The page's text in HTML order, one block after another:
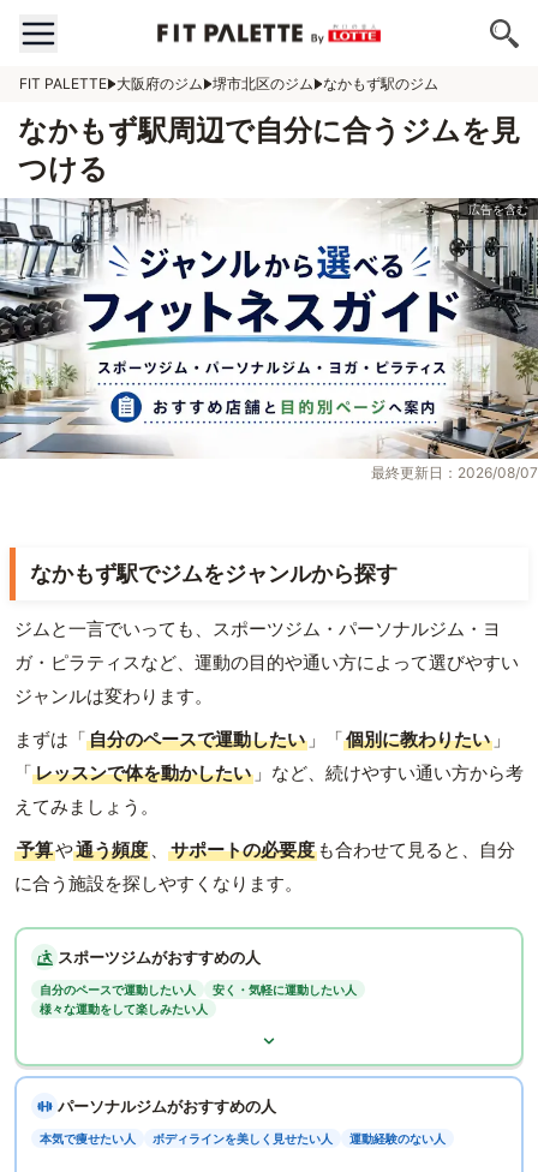
FIT PALETTE 大阪府のジム 堺市北区のジム なかもず駅のジム
なかもず駅周辺で自分に合うジムを見
つける
最終更新日：2026/08/07
なかもず駅でジムをジャンルから探す
ジムと一言でいっても、スポーツジム・パーソナルジム・ヨ
ガ・ピラティスなど、運動の目的や通い方によって選びやすい
ジャンルは変わります。
まずは「自分のペースで運動したい 」「個別に教わりたい 」
「レッスンで体を動かしたい 」など、続けやすい通い方から考
えてみましょう。
予算や通う頻度 、 サポートの必要度 も合わせて見ると、自分
に合う施設を探しやすくなります。
スポーツジムがおすすめの人
自分のペースで運動したい人
安く・気軽に運動したい人
様々な運動をして楽しみたい人
パーソナルジムがおすすめの人
本気で痩せたい人 ボディラインを美しく見せたい人 運動経験のない人